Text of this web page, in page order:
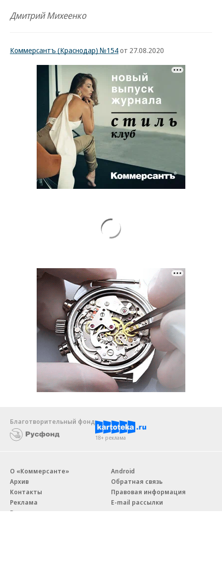
Дмитрий Михеенко
Коммерсантъ (Краснодар) №154от 27.08.2020
Благотворительный фонд
18+ реклама
О «Коммерсанте»
Архив
Контакты
Реклама
Вакансии
Android
Обратная связь
Правовая информация
E-mail рассылки